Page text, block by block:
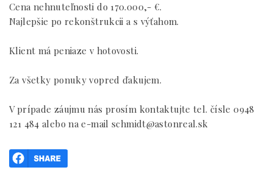
Cena nehnuteľnosti do 170.000,- €.
Najlepšie po rekonštrukcii a s výťahom.
Klient má peniaze v hotovosti.
Za všetky ponuky vopred ďakujem.
V prípade záujmu nás prosím kontaktujte tel. čísle 0948
121 484 alebo na e-mail schmidt@astonreal.sk